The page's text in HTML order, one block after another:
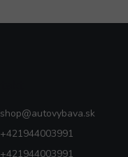
shop@autovybava.sk
+421944003991
+421944003991